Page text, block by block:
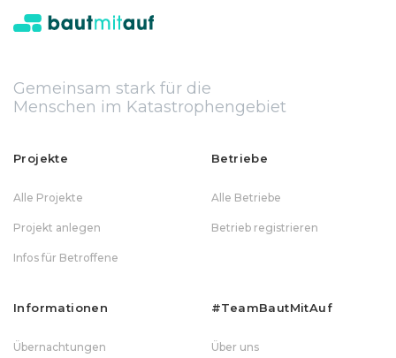
Gemeinsam stark für die
Menschen im Katastrophengebiet
Projekte
Alle Projekte
Projekt anlegen
Infos für Betroffene
Betriebe
Alle Betriebe
Betrieb registrieren
Informationen
Übernachtungen
#teamBautMitAuf
Über uns